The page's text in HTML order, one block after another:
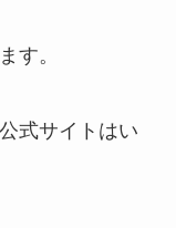
す。
式サイトはい